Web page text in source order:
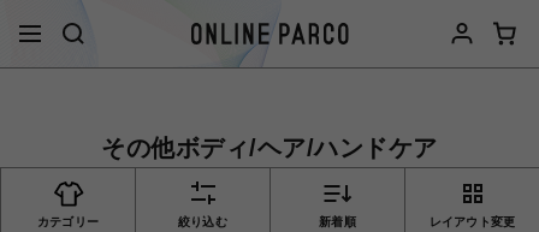
その他ボディ/ヘア/ハンドケア
カテゴリー 絞り込む 新着順 レイアウト変更